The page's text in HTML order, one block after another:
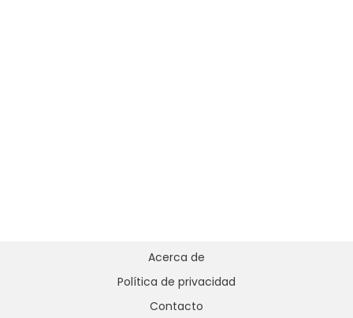
Acerca de
Política de privacidad
Contacto